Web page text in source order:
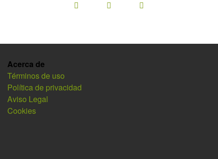
Acerca de
Términos de uso
Política de privacidad
Aviso Legal
Cookies